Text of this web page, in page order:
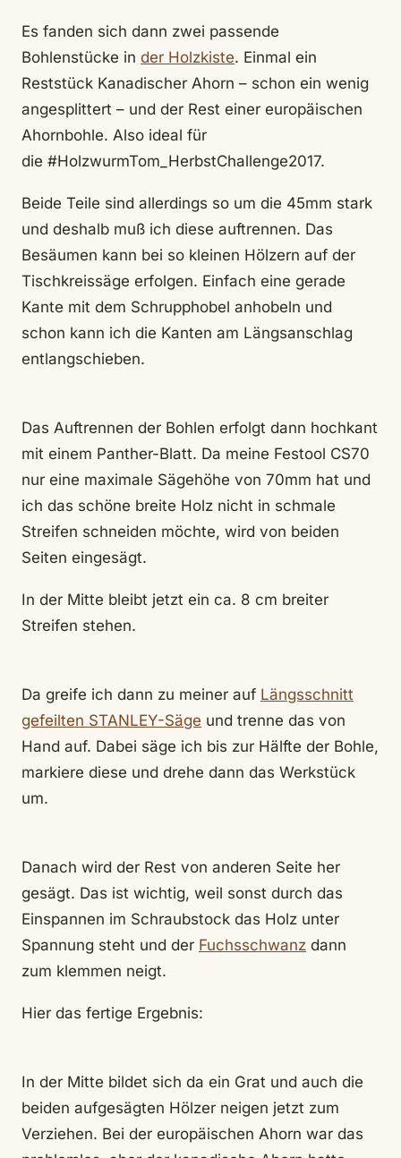
Es fanden sich dann zwei passende
Bohlenstücke in der Holzkiste. Einmal ein
Reststück Kanadischer Ahorn – schon ein wenig
angesplittert – und der Rest einer europäischen
Ahornbohle. Also ideal für
die #HolzwurmTom_HerbstChallenge2017.
Beide Teile sind allerdings so um die 45mm stark
und deshalb muß ich diese auftrennen. Das
Besäumen kann bei so kleinen Hölzern auf der
Tischkreissäge erfolgen. Einfach eine gerade
Kante mit dem Schrupphobel anhobeln und
schon kann ich die Kanten am Längsanschlag
entlangschieben.
Das Auftrennen der Bohlen erfolgt dann hochkant
mit einem Panther-Blatt. Da meine Festool CS70
nur eine maximale Sägehöhe von 70mm hat und
ich das schöne breite Holz nicht in schmale
Streifen schneiden möchte, wird von beiden
Seiten eingesägt.
In der Mitte bleibt jetzt ein ca. 8 cm breiter
Streifen stehen.
Da greife ich dann zu meiner auf Längsschnitt
gefeilten STANLEY-Säge und trenne das von
Hand auf. Dabei säge ich bis zur Hälfte der Bohle,
markiere diese und drehe dann das Werkstück
um.
Danach wird der Rest von anderen Seite her
gesägt. Das ist wichtig, weil sonst durch das
Einspannen im Schraubstock das Holz unter
Spannung steht und der Fuchsschwanz dann
zum klemmen neigt.
Hier das fertige Ergebnis:
In der Mitte bildet sich da ein Grat und auch die
beiden aufgesägten Hölzer neigen jetzt zum
Verziehen. Bei der europäischen Ahorn war das